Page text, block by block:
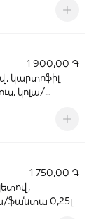
1 900,00 ֏
կարտոֆիլ
կոլա/
1 750,00 ֏
ֆանտա 0,25լ